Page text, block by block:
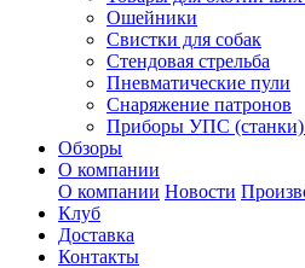
Ошейники
Свистки для собак
Стендовая стрельба
Пневматические пули
Снаряжение патронов
Приборы УПС (станки)
Обзоры
О компании
О компании Новости
Клуб
Доставка
Контакты